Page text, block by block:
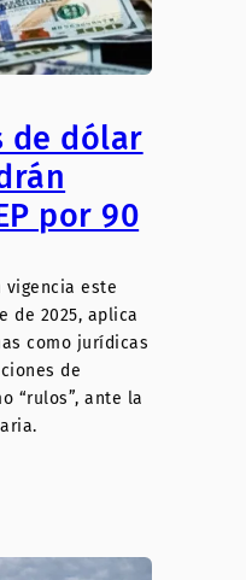
de dólar
por 90
vigencia este
de 2025, aplica
como jurídicas
de
“rulos”, ante la